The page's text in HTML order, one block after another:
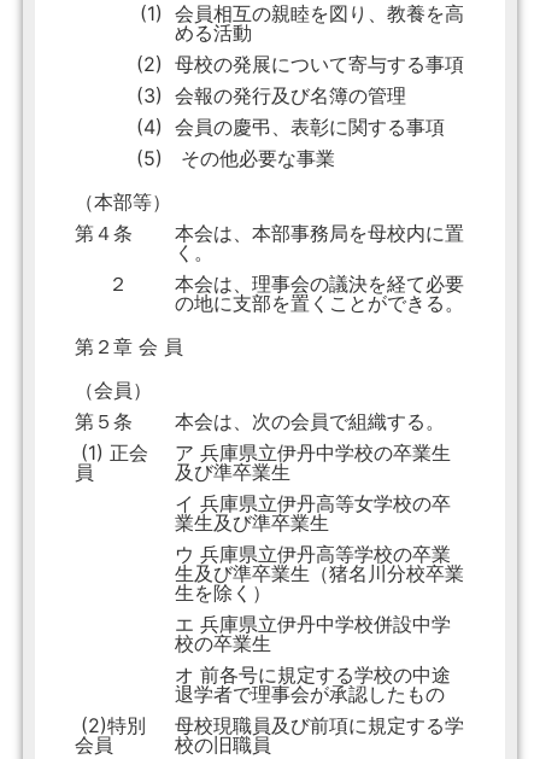
(1) 会員相互の親睦を図り、教養を高
める活動
(2) 母校の発展について寄与する事項
(3) 会報の発行及び名簿の管理
(4) 会員の慶弔、表彰に関する事項
(5)
その他必要な事業
（本部等）
第４条
本会は、本部事務局を母校内に置
く。
２
本会は、理事会の議決を経て必要
の地に支部を置くことができる。
第２章 会 員
（会員）
第５条
本会は、次の会員で組織する。
(1) 正会
員
ア 兵庫県立伊丹中学校の卒業生
及び準卒業生
イ 兵庫県立伊丹高等女学校の卒
業生及び準卒業生
ウ 兵庫県立伊丹高等学校の卒業
生及び準卒業生（猪名川分校卒業
生を除く）
エ 兵庫県立伊丹中学校併設中学
校の卒業生
オ 前各号に規定する学校の中途
退学者で理事会が承認したもの
(2)特別
会員
母校現職員及び前項に規定する学
校の旧職員